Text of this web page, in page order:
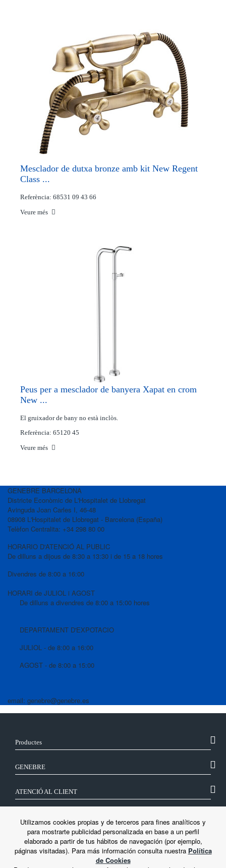
Mesclador de dutxa bronze amb kit New Regent
Class ...
Referència: 68531 09 43 66
Veure més
Peus per a mesclador de banyera Xapat en crom
New ...
El gruixador de bany no està inclòs.
Referència: 65120 45
Veure més
GENEBRE BARCELONA
Districte Econòmic de L'Hospitalet de Llobregat
Avinguda Joan Carles I, 46-48
08908 L'Hospitalet de Llobregat - Barcelona (España)
Telèfon Centralita: +34 298 80 00
HORARIO D'ATENCIÓ AL PUBLIC
De dilluns a dijous de 8:30 a 13:30 i de 15 a 18 hores
Divendres de 8:00 a 16:00
HORARI de JULIOL i AGOST
De dilluns a divendres de 8:00 a 15:00 hores
DEPARTAMENT D'EXPOTACIO
JULIOL - de 8:00 a 16:00
AGOST - de 8:00 a 15:00
email: genebre@genebre.es
Productes
GENEBRE
ATENCIÓ AL CLIENT
LEGAL
Utilizamos cookies propias y de terceros para fines analíticos y
para mostrarte publicidad personalizada en base a un perfil
elaborado a partir de tus hábitos de navegación (por ejemplo,
páginas visitadas). Para más información consulta nuestra Política
de Cookies